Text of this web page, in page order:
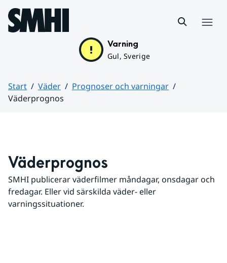
Hoppa till sidans innehåll
Varning
Gul, Sverige
Start Väder
Prognoser och varningar
Väderprognos
Väderprognos
SMHI publicerar väderfilmer måndagar, onsdagar och
fredagar. Eller vid särskilda väder- eller
varningssituationer.